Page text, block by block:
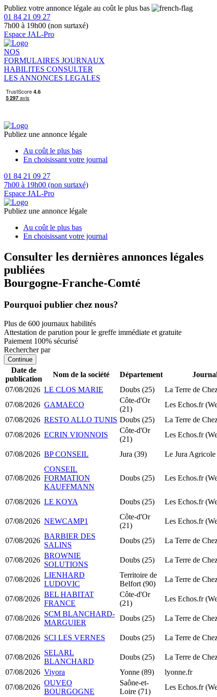
Publiez votre annonce légale au coût le plus bas
01 84 21 09 27
7h00 à 19h00 (non surtaxé)
Espace JAL-Pro
NOS
FORMULAIRES JOURNAUX
HABILITES CONSULTER
LES ANNONCES LEGALES
Publiez une annonce légale
Au coût le plus bas
En choisissant votre journal
01 84 21 09 27
7h00 à 19h00 (non surtaxé)
Espace JAL-Pro
Publiez une annonce légale
Au coût le plus bas
En choisissant votre journal
Consulter les dernières annonces légales
publiées
Bourgogne-Franche-Comté
Pourquoi publier chez nous?
Plus de 600 journaux habilités
Attestation de parution pour le greffe immédiate et gratuite
Paiement 100% sécurisé
Rechercher par
Continue
Date de
publication
Nom de la société Département
07/08/2026 LE CLOS MARIE Doubs (25)
La Terre de
07/08/2026 GAMAECO
Côte-d'Or
(21)
Les Echos.fr
07/08/2026 RESTO ALLO TUNIS Doubs (25)
La Terre de
07/08/2026 ECRIN VIONNOIS
Côte-d'Or
(21)
Les Echos.fr
07/08/2026 BP CONSEIL Jura (39) Le Jura Agricole
07/08/2026
CONSEIL
FORMATION
KAUFFMANN
Doubs (25) Les Echos.fr
07/08/2026 LE KOYA Doubs (25) Les Echos.fr
07/08/2026 NEWCAMP1
Côte-d'Or
(21)
Les Echos.fr
07/08/2026
BARBIER DES
SALINS
Doubs (25) La Terre de
07/08/2026
BROWNIE
SOLUTIONS
Doubs (25) La Terre de
07/08/2026
LIENHARD
LUDOVIC
Territoire de
Belfort (90)
La Terre de
07/08/2026
BEL HABITAT
FRANCE
Côte-d'Or
(21)
Les Echos.fr
07/08/2026
SCM BLANCHARD-
MARGUIER
Doubs (25) La Terre de
07/08/2026 SCI LES VERNES Doubs (25) La Terre de
07/08/2026
SELARL
BLANCHARD
Doubs (25)
La Terre de
07/08/2026 Viyora Yonne (89)
lyonne.fr
07/08/2026
OUVEO
BOURGOGNE
Saône-et-
Loire (71)
Les Echos.fr